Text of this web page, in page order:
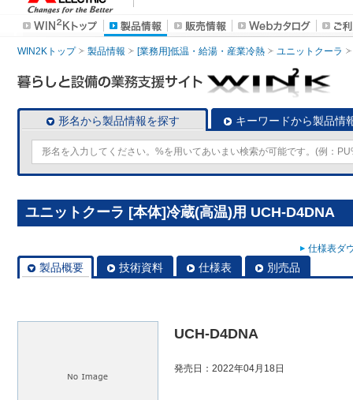
WIN2Kトップ 製品情報 [業務用]低温・給湯・産業冷熱 ユニットクーラ
形名から製品情報を探す キーワードから製品情
ユニットクーラ [本体]冷蔵(高温)用 UCH-D4DNA
仕様表ダ
製品概要 技術資料 仕様表 別売品
UCH-D4DNA
発売日：2022年04月18日